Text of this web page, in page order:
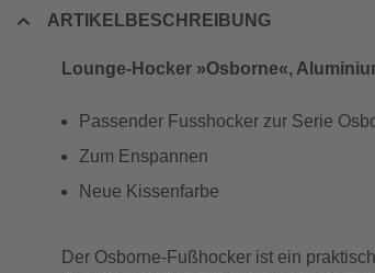
ARTIKELBESCHREIBUNG
Lounge-Hocker »Osborne«,
Passender Fusshocker zur Serie
Zum Enspannen
Neue Kissenfarbe
Der Osborne-Fußhocker ist ein